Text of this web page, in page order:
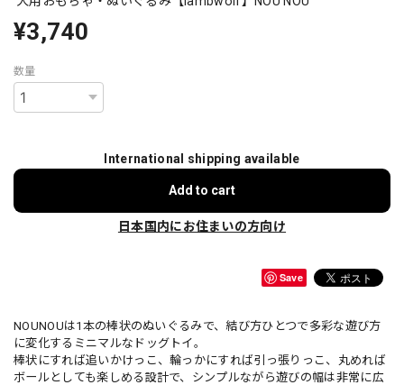
¥3,740
数量
International shipping available
Add to cart
日本国内にお住まいの方向け
Save
NOUNOUは1本の棒状のぬいぐるみで、結び方ひとつで多彩な遊び方
に変化するミニマルなドッグトイ。
棒状にすれば追いかけっこ、輪っかにすれば引っ張りっこ、丸めれば
ボールとしても楽しめる設計で、シンプルながら遊びの幅は非常に広